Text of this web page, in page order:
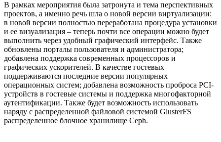
В рамках мероприятия была затронута и тема перспективных
проектов, а именно речь шла о новой версии виртуализации:
в новой версии полностью переработана процедура установки
и ее визуализация – теперь почти все операции можно будет
выполнить через удобный графический интерфейс. Также
обновлены порталы пользователя и администратора;
добавлена поддержка современных процессоров и
графических ускорителей. В качестве гостевых
поддерживаются последние версии популярных
операционных систем; добавлена возможность проброса PCI-
устройств в гостевые системы и поддержка многофакторной
аутентификации. Также будет возможность использовать
наряду с распределенной файловой системой GlusterFS
распределенное блочное хранилище Ceph.